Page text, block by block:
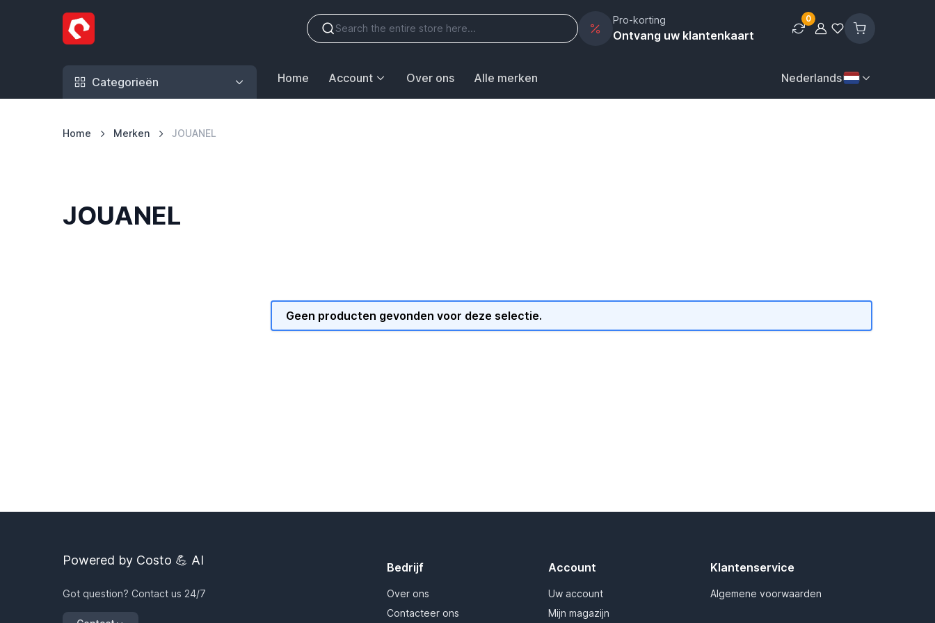
Pro-korting
Ontvang uw klantenkaart
0
Categorieën Home Account Over ons Alle merken Nederlands
Home Merken JOUANEL
JOUANEL
Geen producten gevonden voor deze selectie.
Powered by Costo 💪 AI
Got question? Contact us 24/7
Bedrijf
Over ons
Contacteer ons
Account
Uw account
Mijn magazijn
Klantenservice
Algemene voorwaarden